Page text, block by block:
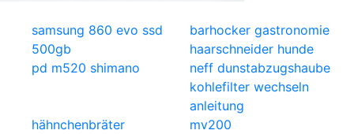
samsung 860 evo ssd
500gb
barhocker gastronomie
haarschneider hunde
pd m520 shimano
neff dunstabzugshaube
kohlefilter wechseln
anleitung
hähnchenbräter
mv200